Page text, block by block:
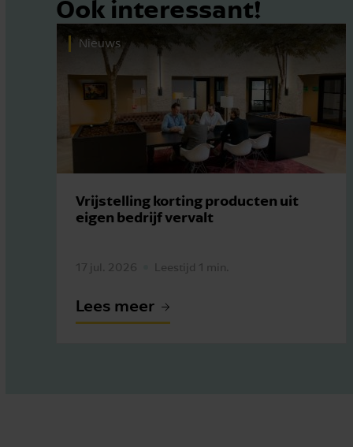
Ook interessant!
Nieuws
Vrijstelling korting producten uit
eigen bedrijf vervalt
17 jul. 2026 Leestijd 1 min.
Lees meer